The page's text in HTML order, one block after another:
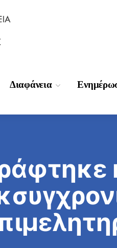
Διαφάνεια